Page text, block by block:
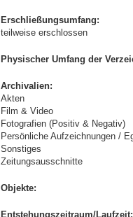
Erschließungsumfang:
teilweise erschlossen
Physischer Umfang der
Archivalien:
Akten
Film & Video
Fotografien (Positiv & Negativ)
Persönliche Aufzeichnungen /
Sonstiges
Zeitungsausschnitte
Objekte:
Entstehungszeitraum/Laufzeit: